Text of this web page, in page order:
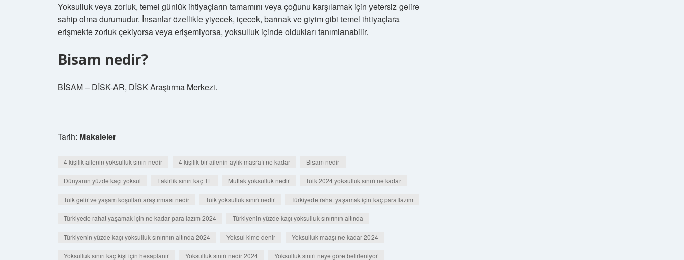
Yoksulluk veya zorluk, temel günlük ihtiyaçların tamamını veya çoğunu karşılamak için yetersiz gelire
sahip olma durumudur. İnsanlar özellikle yiyecek, içecek, barınak ve giyim gibi temel ihtiyaçlara
erişmekte zorluk çekiyorsa veya erişemiyorsa, yoksulluk içinde oldukları tanımlanabilir.
Bisam nedir?
BİSAM – DİSK-AR, DİSK Araştırma Merkezi.
Tarih: Makaleler
4 kişilik ailenin yoksulluk sınırı nedir 4 kişilik bir ailenin aylık masrafı ne kadar Bisam nedir
Dünyanın yüzde kaçı yoksul Fakirlik sınırı kaç TL Mutlak yoksulluk nedir Tüik 2024 yoksulluk sınırı ne kadar
Tüik gelir ve yaşam koşulları araştırması nedir Tüik yoksulluk sınırı nedir Türkiyede rahat yaşamak için kaç para lazım
Türkiyede rahat yaşamak için ne kadar para lazım 2024 Türkiyenin yüzde kaçı yoksulluk sınırının altında
Türkiyenin yüzde kaçı yoksulluk sınırının altında 2024 Yoksul kime denir Yoksulluk maaşı ne kadar 2024
Yoksulluk sınırı kaç kişi için hesaplanır Yoksulluk sınırı nedir 2024 Yoksulluk sınırı neye göre belirleniyor